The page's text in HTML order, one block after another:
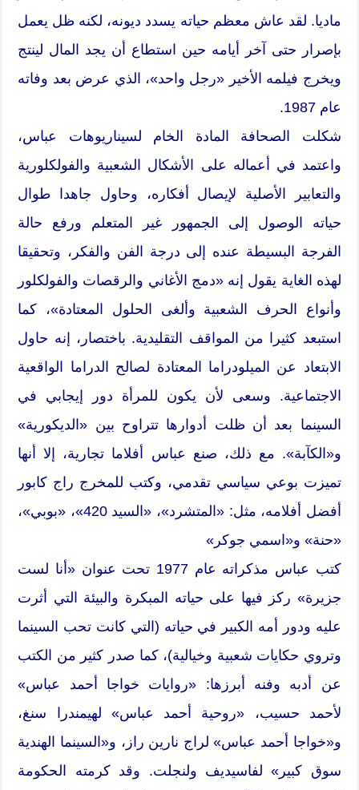
ماديا. لقد عاش معظم حياته يسدد ديونه، لكنه ظل يعمل
بإصرار حتى آخر أيامه حين استطاع أن يجد المال لينتج
ويخرج فيلمه الأخير «رجل واحد»، الذي عرض بعد وفاته
عام 1987.
شكلت الصحافة المادة الخام لسيناريوهات عباس،
واعتمد في أعماله على الأشكال الشعبية والفولكلورية
والتعابير الأصلية لإيصال أفكاره، وحاول جاهدا طوال
حياته الوصول إلى الجمهور غير المتعلم ورفع حالة
الفرجة البسيطة عنده إلى درجة الفن والفكر، وتحقيقا
لهذه الغاية يقول إنه «دمج الأغاني والرقصات والفولكلور
وأنواع الحرف الشعبية وألغى الحلول المعتادة»، كما
استبعد كثيرا من المواقف التقليدية. باختصار، إنه حاول
الابتعاد عن الميلودراما المعتادة لصالح الدراما الواقعية
الاجتماعية. وسعى لأن يكون للمرأة دور إيجابي في
السينما بعد أن ظلت أدوارها تتراوح بين «الديكورية»
و«الكآبة». مع ذلك، صنع عباس أفلاما تجارية، إلا أنها
تميزت بوعي سياسي تقدمي، وكتب للمخرج راج كابور
أفضل أفلامه، مثل: «المتشرد»، «السيد 420»، «بوبي»،
«حنة» و«اسمي جوكر»
كتب عباس مذكراته عام 1977 تحت عنوان «أنا لست
جزيرة» ركز فيها على حياته المبكرة والبيئة التي أثرت
عليه ودور أمه الكبير في حياته (التي كانت تحب السينما
وتروي حكايات شعبية وخيالية)، كما صدر كثير من الكتب
عن أدبه وفنه أبرزها: «روايات خواجا أحمد عباس»
لأحمد حسيب، «روحية أحمد عباس» لهيمندرا سنغ،
و«خواجا أحمد عباس» لراج نارين راز، و«السينما الهندية
سوق كبير» لفاسيديف ولنجلت. وقد كرمته الحكومة